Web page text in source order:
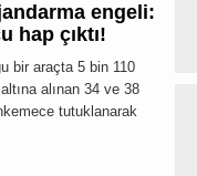
engeli:
hap çıktı!
bir araçta 5 bin 110
alınan 34 ve 38
tutuklanarak